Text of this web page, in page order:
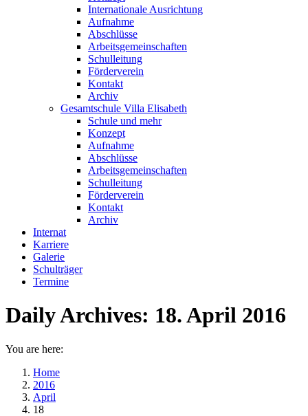
Internationale Ausrichtung
Aufnahme
Abschlüsse
Arbeitsgemeinschaften
Schulleitung
Förderverein
Kontakt
Archiv
Gesamtschule Villa Elisabeth
Schule und mehr
Konzept
Aufnahme
Abschlüsse
Arbeitsgemeinschaften
Schulleitung
Förderverein
Kontakt
Archiv
Internat
Karriere
Galerie
Schulträger
Termine
Daily Archives: 18. April 2016
You are here:
Home
2016
April
18